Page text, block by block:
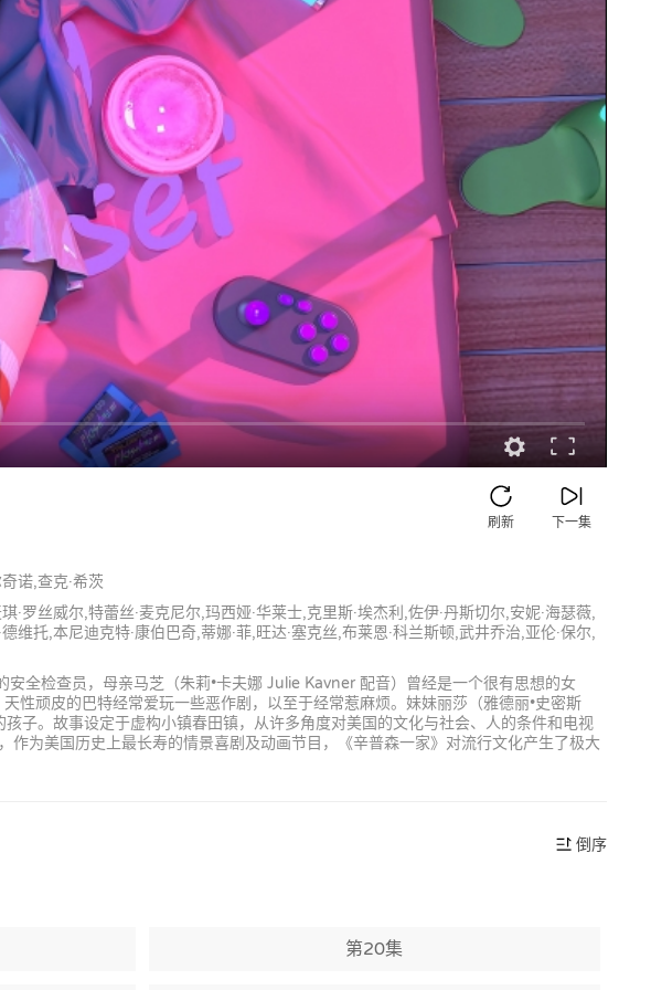
下一集
刷新
诺,查克·希茨
罗丝威尔,特蕾丝·麦克尼尔,玛西娅·华莱士,克里斯·埃杰利,佐伊·丹斯切尔,安妮·海瑟薇,
维托,本尼迪克特·康伯巴奇,蒂娜·菲,旺达·塞克丝,布莱恩·科兰斯顿,武井乔治,亚伦·保尔,
全检查员，母亲马芝（朱莉•卡夫娜 Julie Kavner 配音）曾经是一个很有思想的女
顽皮的巴特经常爱玩一些恶作剧，以至于经常惹麻烦。妹妹丽莎（雅德丽•史密斯
子。故事设定于虚构小镇春田镇，从许多角度对美国的文化与社会、人的条件和电视
为美国历史上最长寿的情景喜剧及动画节目，《辛普森一家》对流行文化产生了极大
倒序
第20集